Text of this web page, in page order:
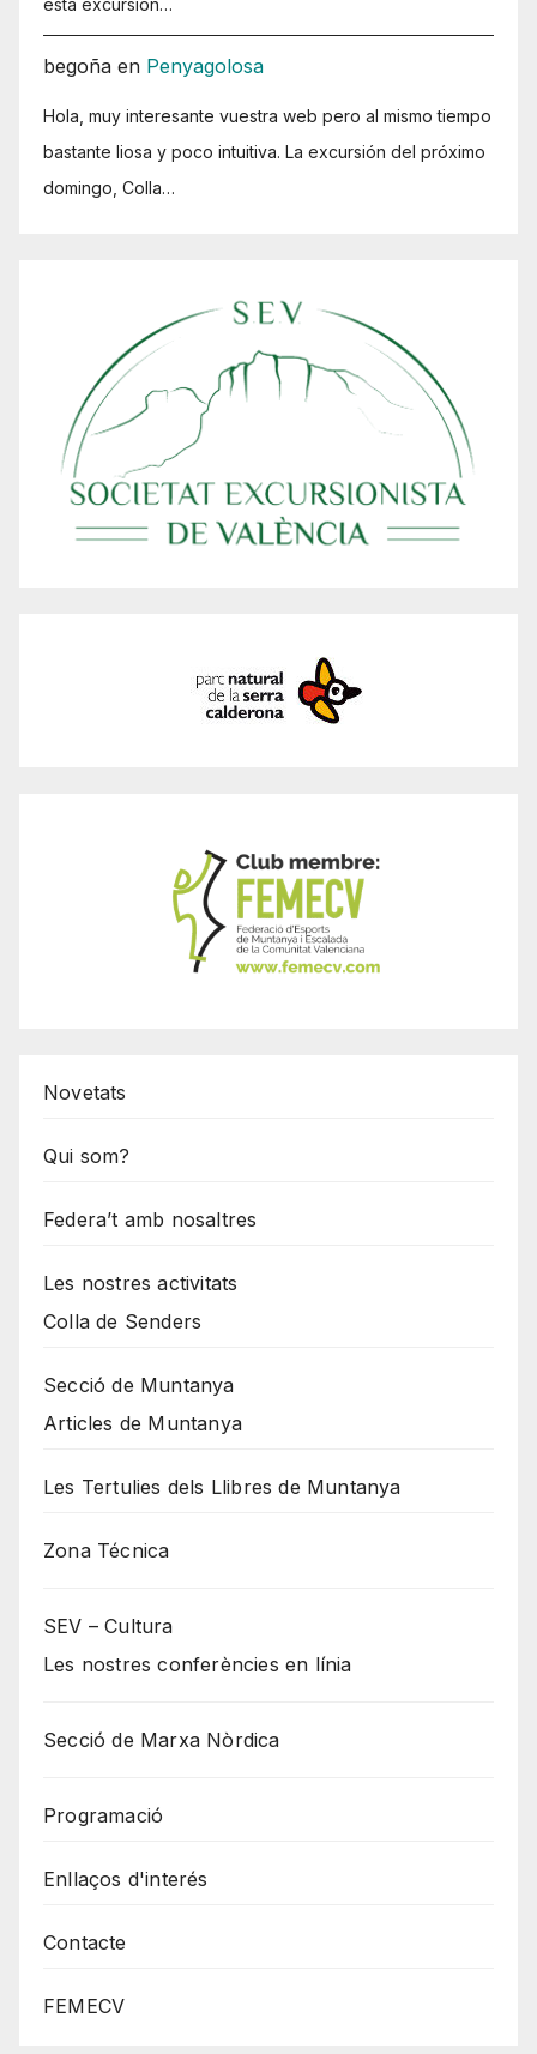
begoña en Penyagolosa
Hola, muy interesante vuestra web pero al mismo tiempo
bastante liosa y poco intuitiva. La excursión del próximo
domingo, Colla…
Novetats
Qui som?
Federa’t amb nosaltres
Les nostres activitats
Colla de Senders
Secció de Muntanya
Articles de Muntanya
Les Tertulies dels Llibres de Muntanya
Zona Técnica
SEV – Cultura
Les nostres conferències en línia
Secció de Marxa Nòrdica
Programació
Enllaços d'interés
Contacte
FEMECV